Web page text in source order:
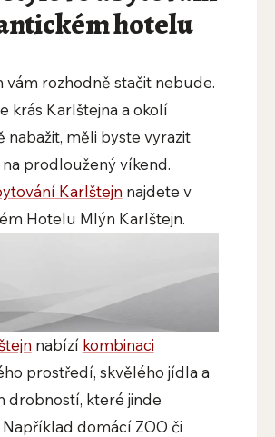
hotelu
vám rozhodně stačit nebude.
krás Karlštejna a okolí
nabažit, měli byste vyrazit
prodloužený víkend.
Karlštejn najdete v
Hotelu Mlýn Karlštejn.
nabízí kombinaci
prostředí, skvělého jídla a
drobností, které jinde
domácí ZOO či